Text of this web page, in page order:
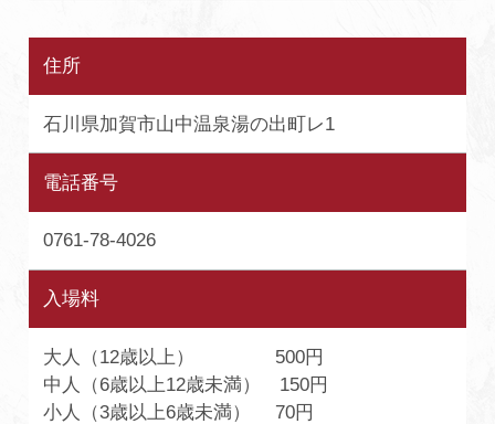
住所
石川県加賀市山中温泉湯の出町レ1
電話番号
0761-78-4026
入場料
大人（12歳以上） 500円
中人（6歳以上12歳未満） 150円
小人（3歳以上6歳未満） 70円